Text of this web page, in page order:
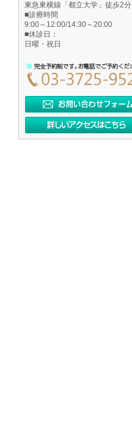
東急東横線「都立大学」徒歩2分
■診療時間
9:00～12:00/14:30～20:00
■休診日：
日曜・祝日